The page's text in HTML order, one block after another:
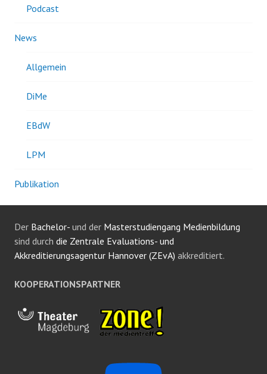
Podcast
News
Allgemein
DiMe
EBdW
LPM
Publikation
Der Bachelor- und der Masterstudiengang Medienbildung
sind durch die Zentrale Evaluations- und
Akkreditierungsagentur Hannover (ZEvA) akkreditiert.
KOOPERATIONSPARTNER